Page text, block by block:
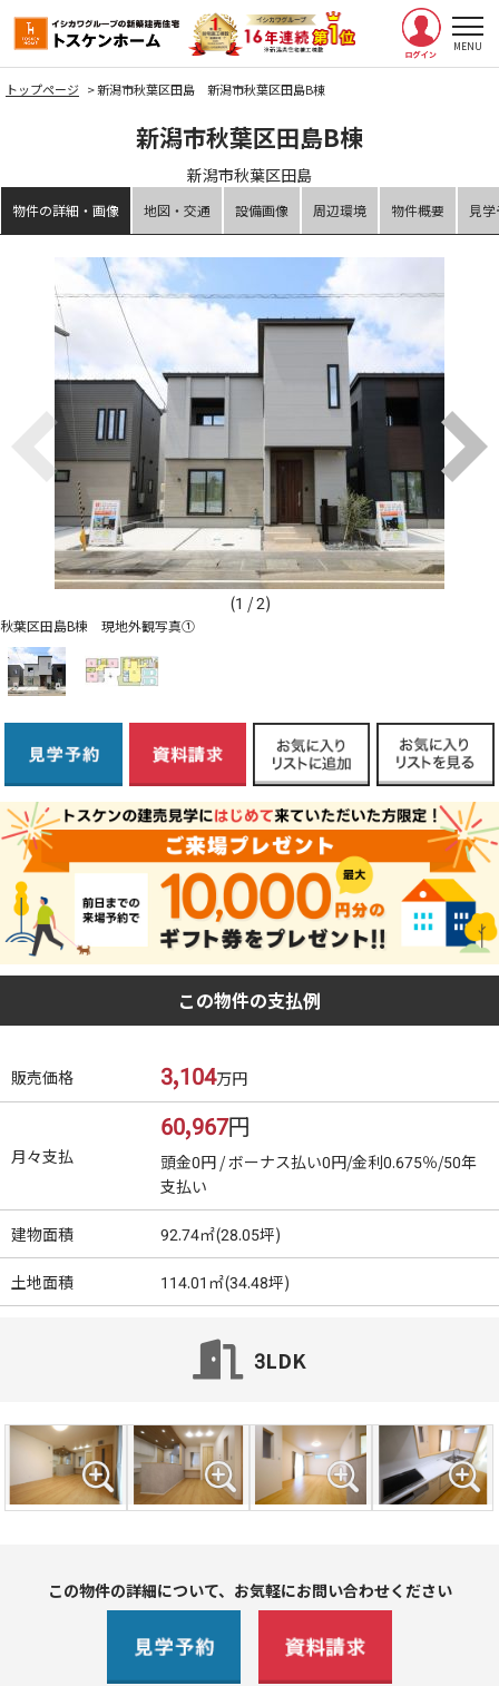
トップページ >新潟市秋葉区田島 新潟市秋葉区田島B棟
新潟市秋葉区田島B棟
新潟市秋葉区田島
物件の詳細・画像 地図・交通 設備画像 周辺環境 物件概要 見
(1 /2)
秋葉区田島B棟 現地外観写真①
この物件の支払例
販売価格 3,104万円
月々支払
60,967円
頭金0円 / ボーナス払い0円/金利0.675％/50年
支払い
建物面積 92.74㎡(28.05坪)
土地面積 114.01㎡(34.48坪)
3LDK
この物件の詳細について、お気軽にお問い合わせください